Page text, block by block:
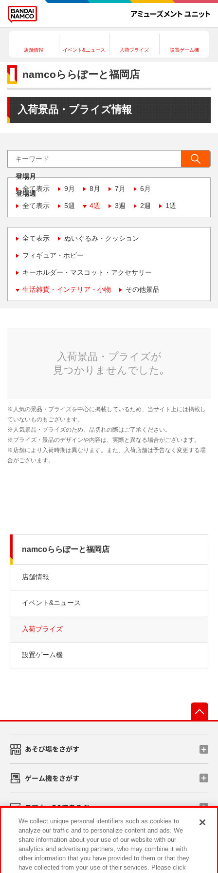
店舗情報 イベント&ニュース 入荷プライズ 設置ゲーム機
namcoららぽーと福岡店
入荷景品・プライズ情報
登場月
全て表示
9月 8月 7月 6月
登場週
全て表示
5週 4週 3週 2週 1週
全て表示 ぬいぐるみ・クッション
フィギュア・ホビー
キーホルダー・マスコット・アクセサリー
生活雑貨・インテリア・小物 その他景品
namcoららぽーと福岡店
店舗情報
イベント&ニュース
入荷プライズ
設置ゲーム機
あそび場をさがす
ゲーム機をさがす
スマホ・PCであそぶ
イベント・キャンペーン
We collect unique personal identifiers such as cookies to
analyze our traffic and to personalize content and ads. We
share information about your use of our website with our
analytics and advertising partners, who may combine it with
other information that you have provided to them or that they
have collected from your use of their services. Please click